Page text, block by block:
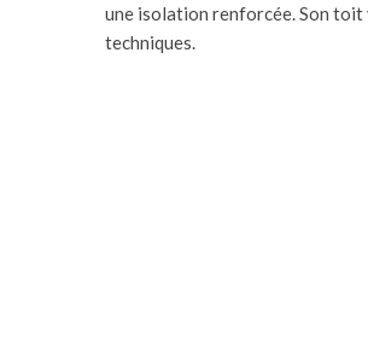
une isolation renforcée. Son
techniques.